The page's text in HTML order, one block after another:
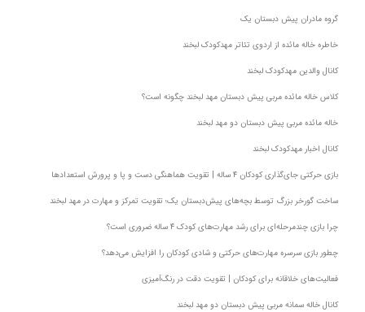
گروه مادران پیش دبستان یک
خاطره خاله مائده از اردوی تئاتر مهدکودک لبخند
کانال والدین مهدکودک لبخند
کلاس خاله مائده مربی پیش دبستان مهد لبخند چگونه است؟
خاله مائده مربی پیش دبستان دو مهد لبخند
کانال اخبار مهدکودک لبخند
بازی حرکتی جای‌گذاری کودکان ۴ ساله | تقویت هماهنگی دست و پا و پرورش استعدادها
ساخت گورخر بزرگ توسط بچه‌های پیش‌دبستان یک؛ تقویت تمرکز و مهارت‌ در مهد لبخند
چرا بازی چندمرحله‌ای برای رشد مهارت‌های کودک ۴ ساله ضروری است؟
چطور بازی سرسره مهارت‌های حرکتی و شادی کودکان را افزایش می‌دهد؟
فعالیت‌های خلاقانه برای کودکان | تقویت دقت در رنگ‌آمیزی
کانال خاله سمانه مربی پیش دبستان دو مهد لبخند